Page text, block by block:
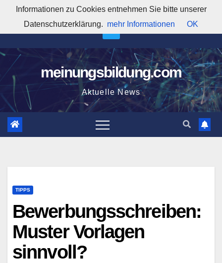
springen
10:15:35 AM
meinungsbildung.com
Aktuelle News
TIPPS
Bewerbungsschreiben:
Muster Vorlagen
sinnvoll?
Informationen zu Cookies entnehmen Sie bitte unserer
Datenschutzerklärung. mehr Informationen OK